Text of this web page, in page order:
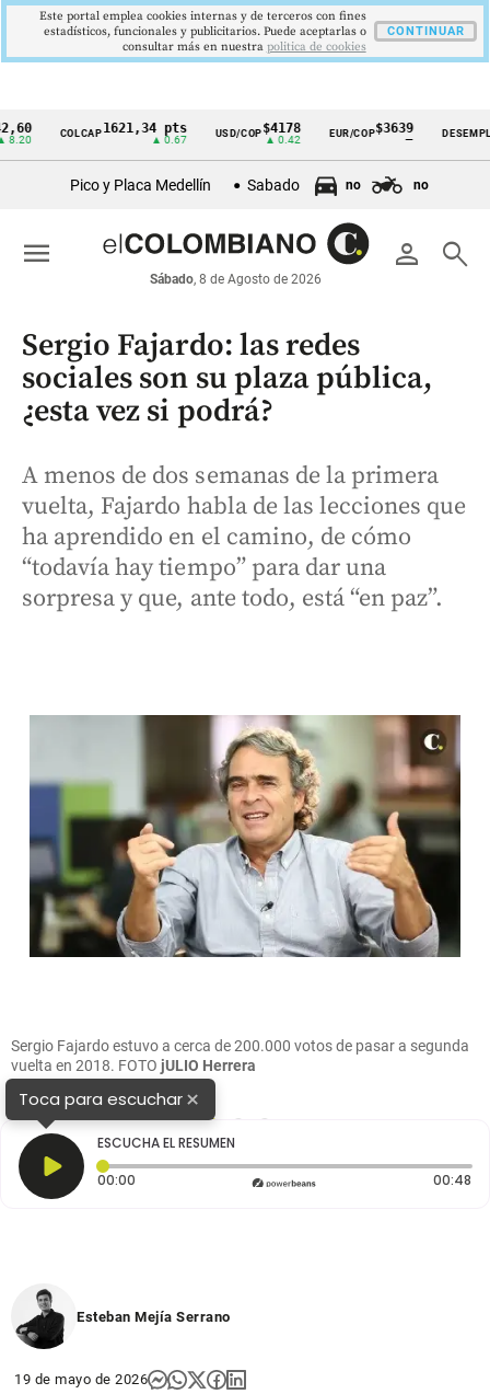
Cintillo
económicos
Colombia
COLCAP1621,34 pts
▲ 0.67
USD/COP$4178
▲ 0.42
EUR/COP$3639 DESEMPLEO
▼
Pico y Placa Medellín Sabado no no
person search
Sábado, 8 de Agosto de 2026
menu
Sergio Fajardo: las redes
sociales son su plaza pública,
¿esta vez si podrá?
A menos de dos semanas de la primera
vuelta, Fajardo habla de las lecciones que
ha aprendido en el camino, de cómo
“todavía hay tiempo” para dar una
sorpresa y que, ante todo, está “en paz”.
Sergio Fajardo estuvo a cerca de 200.000 votos de pasar a segunda
vuelta en 2018. FOTO jULIO Herrera
Toca para escuchar×
ESCUCHA EL RESUMEN
00:00 Tiempo transcurrido: 0 segundos 00:48
Esteban Mejía Serrano
19 de mayo de 2026
Este portal emplea cookies internas y de terceros con fines
estadísticos, funcionales y publicitarios. Puede aceptarlas o
consultar más en nuestra politica de cookies
CONTINUAR